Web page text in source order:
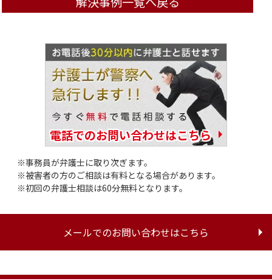
電話でのお問い合わせはこちら
事務員が弁護士に取り次ぎます。
被害者の方のご相談は有料となる場合があります。
初回の弁護士相談は60分無料となります。
メールでのお問い合わせはこちら